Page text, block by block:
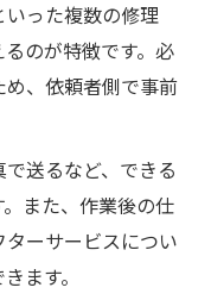
った複数の修理
のが特徴です。必
、依頼者側で事前
送るなど、できる
また、作業後の仕
ーサービスについ
ます。